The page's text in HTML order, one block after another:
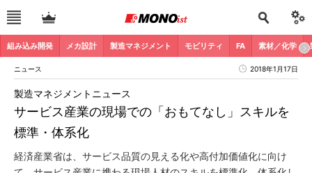
組み込み開発 メカ設計 製造マネジメント モビリティ FA 素材／化学
ニュース 2018年1月17日
サービス産業の現場での「おもてなし」スキルを
標準・体系化
製造マネジメントニュース
経済産業省は、サービス品質の見える化や高付加価値化に向け